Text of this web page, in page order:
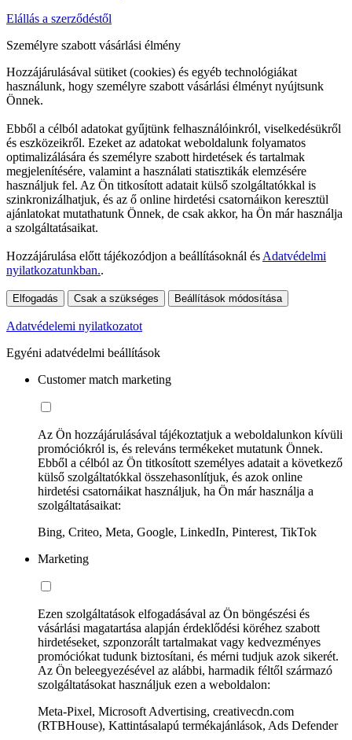
Elállás a szerződéstől
Személyre szabott vásárlási élmény
Hozzájárulásával sütiket (cookies) és egyéb technológiákat
használunk, hogy személyre szabott vásárlási élményt nyújtsunk
Önnek.
Ebből a célból adatokat gyűjtünk felhasználóinkról, viselkedésükről
és eszközeikről. Ezeket az adatokat weboldalunk folyamatos
optimalizálására és személyre szabott hirdetések és tartalmak
megjelenítésére, valamint a használati statisztikák elemzésére
használjuk fel. Az Ön titkosított adatait külső szolgáltatókkal is
szinkronizálhatjuk, és az ő online hirdetési csatornáikon keresztül
ajánlatokat mutathatunk Önnek, de csak akkor, ha Ön már használja
a szolgáltatásaikat.
Hozzájárulása előtt tájékozódjon a beállításoknál és Adatvédelmi
nyilatkozatunkban..
Elfogadás Csak a szükséges Beállítások módosítása
Adatvédelemi nyilatkozatot
Egyéni adatvédelmi beállítások
Customer match marketing
Az Ön hozzájárulásával tájékoztatjuk a weboldalunkon kívüli
promóciókról is, és releváns termékeket mutatunk Önnek.
Ebből a célból az Ön titkosított személyes adatait a következő
külső szolgáltatókkal összehasonlítjuk, és azok online
hirdetési csatornáikat használjuk, ha Ön már használja a
szolgáltatásaikat:
Bing, Criteo, Meta, Google, LinkedIn, Pinterest, TikTok
Marketing
Ezen szolgáltatások elfogadásával az Ön böngészési és
vásárlási magatartása alapján érdeklődési köréhez szabott
hirdetéseket, szponzorált tartalmakat vagy kedvezményes
promóciókat tudunk biztosítani, és mérni tudjuk azok sikerét.
Az Ön beleegyezésével az alábbi, harmadik féltől származó
szolgáltatásokat használjuk ezen a weboldalon:
Meta-Pixel, Microsoft Advertising, creativecdn.com
(RTBHouse), Kattintásalapú termékajánlások, Ads Defender